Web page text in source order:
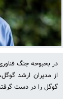
در بحبوحه جنگ
از مدیران ارشد
گوگل را در دست